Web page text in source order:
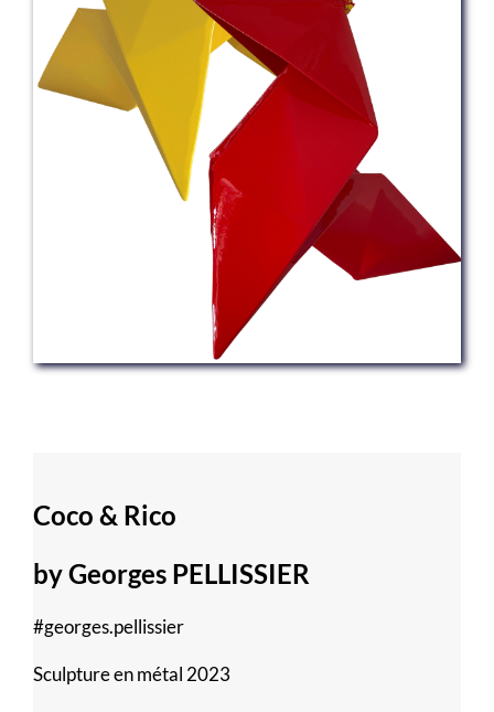
Coco & Rico
by Georges PELLISSIER
#georges.pellissier
Sculpture en métal 2023